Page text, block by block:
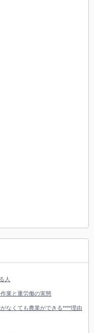
人
業と重労働の実態
なくても農業ができる****理由